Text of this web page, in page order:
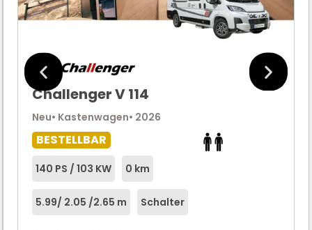
Challenger V 114
Neu• Kastenwagen• 2026
BESTELLBAR
140 PS / 103 KW 0 km
5.99/ 2.05 /2.65 m Schalter